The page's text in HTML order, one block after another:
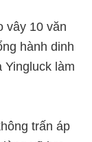
vây 10 văn
hành dinh
Yingluck làm
trấn áp